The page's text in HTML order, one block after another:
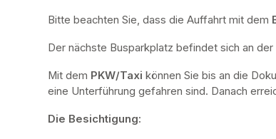
Bitte beachten Sie, dass die Auffahrt mit dem
Der nächste Busparkplatz befindet sich an
Mit dem PKW/Taxi können Sie bis an die
eine Unterführung gefahren sind. Danach
Die Besichtigung: